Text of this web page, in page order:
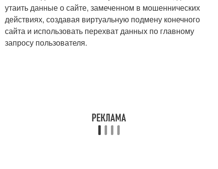
утаить данные о сайте, замеченном в мошеннических
действиях, создавая виртуальную подмену конечного
сайта и использовать перехват данных по главному
запросу пользователя.